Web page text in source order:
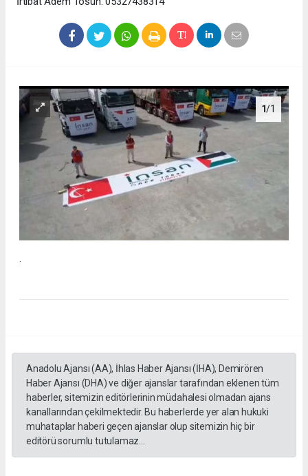
1/1
Anadolu Ajansı (AA), İhlas Haber Ajansı (İHA), Demirören
Haber Ajansı (DHA) ve diğer ajanslar tarafından eklenen tüm
haberler, sitemizin editörlerinin müdahalesi olmadan ajans
kanallarından çekilmektedir. Bu haberlerde yer alan hukuki
muhataplar haberi geçen ajanslar olup sitemizin hiç bir
editörü sorumlu tutulamaz...